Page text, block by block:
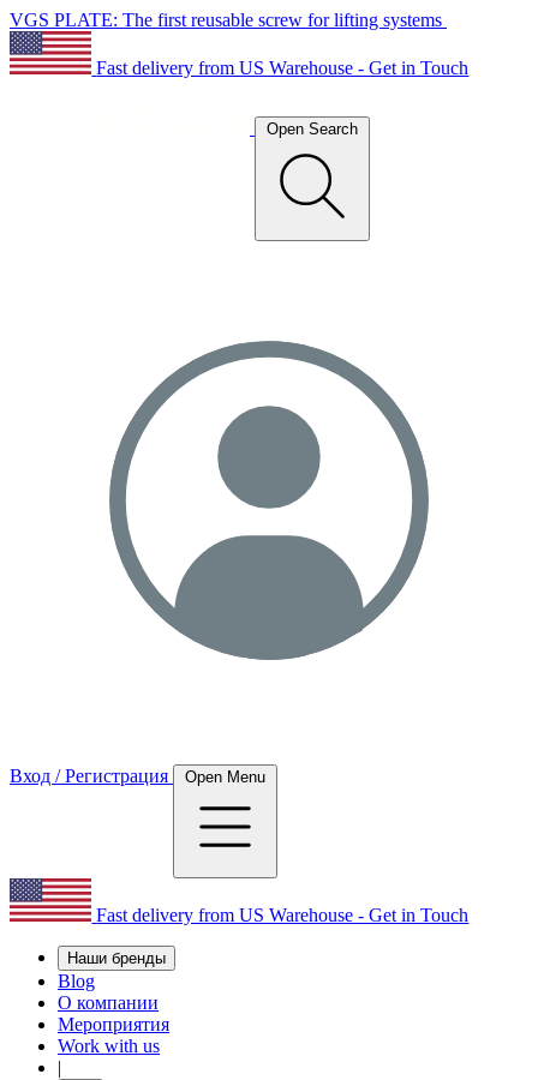
VGS PLATE: The first reusable screw for lifting systems
Fast delivery from US Warehouse - Get in Touch
Open Search
Вход / Регистрация Open Menu
Fast delivery from US Warehouse - Get in Touch
Наши бренды
Blog
О компании
Мероприятия
Work with us
|